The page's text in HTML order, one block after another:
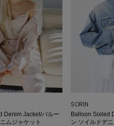
Denim Jacket/バルー
ムジャケット
SORIN
Balloon Soiled
ン ソイルドデ